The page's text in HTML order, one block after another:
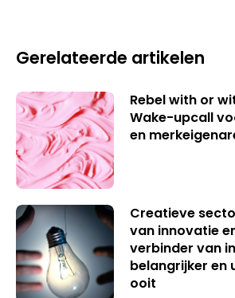
Gerelateerde artikelen
Rebel with or
Wake-upcall
en
Creatieve
van innovatie
verbinder van
belangrijker en
ooit